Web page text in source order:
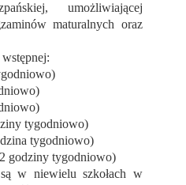
umożliwiającej
maturalnych oraz
tygodniowo)
tygodniowo)
godziny tygodniowo)
w niewielu szkołach w